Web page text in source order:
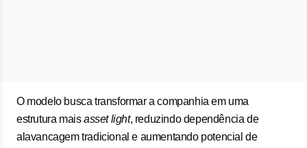
O modelo busca transformar a companhia em uma
estrutura maisasset light, reduzindo dependência de
alavancagem tradicional e aumentando potencial de